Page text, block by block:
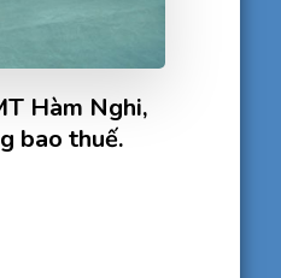
Hàm Nghi,
bao thuế.